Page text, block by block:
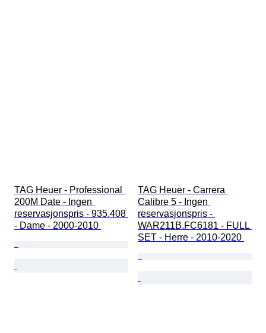
TAG Heuer - Professional
200M Date - Ingen
reservasjonspris - 935.408
- Dame - 2000-2010
TAG Heuer - Carrera
Calibre 5 - Ingen
reservasjonspris -
WAR211B.FC6181 - FULL
SET - Herre - 2010-2020